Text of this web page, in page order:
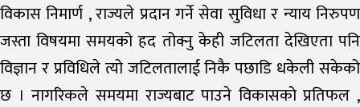
विकास निमार्ण , राज्यले प्रदान गर्ने सेवा सुविधा र न्याय निरुपण
जस्ता विषयमा समयको हद तोक्नु केही जटिलता देखिएता पनि
विज्ञान र प्रविधिले त्यो जटिलतालाई निकै पछाडि धकेली सकेको
छ । नागरिकले समयमा राज्यबाट पाउने विकासको प्रतिफल ,